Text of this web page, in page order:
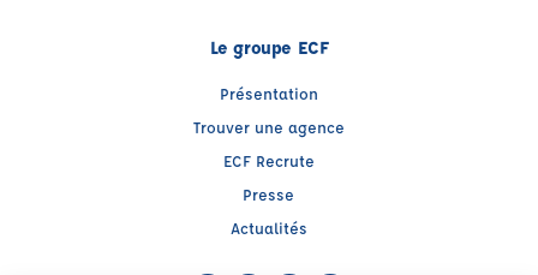
Le groupe ECF
Présentation
Trouver une agence
ECF Recrute
Presse
Actualités